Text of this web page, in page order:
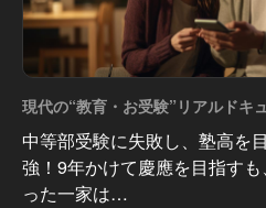
現代の“教育・お受験”リアルドキ
Vol.50
中等部受験に失敗し、塾高を
強！9年かけて慶應を目指す
った一家は…